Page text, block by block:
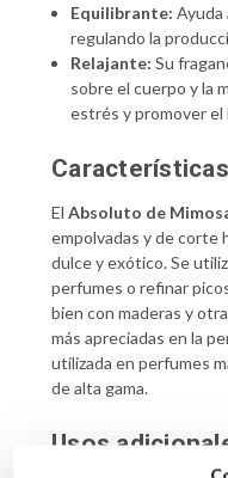
Equilibrante: Ayuda
regulando la
Relajante: Su
sobre el cuerpo y la
estrés y promover el
El Absoluto de
empolvadas y de corte
dulce y exótico. Se
perfumes o refinar
bien con maderas y
más apreciadas en la
utilizada en perfumes
de alta gama.
Usos